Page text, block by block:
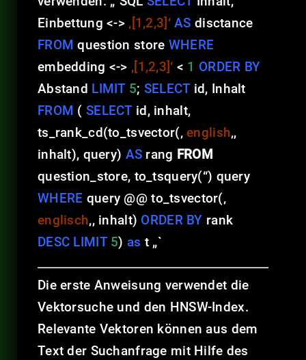
Einbettung <-> ‚[1,2,3]‘ AS disctance
FROM question store WHERE
embedding <-> ‚[1,2,3]‘ < 1 ORDER BY
Abstand LIMIT 5; SELECTid, Inhalt
FROM ( SELECTid, inhalt,
ts_rank_cd(to_tsvector(‚english‚,
inhalt), query) AS rang FROM
question_store, to_tsquery(“) query
WHERE query @@ to_tsvector(‚
englisch‚, inhalt) ORDER BY rank
DESC LIMIT 5)as t „`
Die erste Anweisung verwendet die
Vektorsuche und den HNSW-Index.
Relevante Vektoren können aus dem
Text der Suchanfrage mit Hilfe des